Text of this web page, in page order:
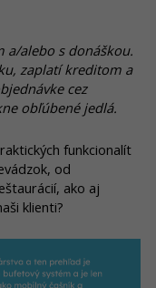
alebo s donáškou.
zaplatí kreditom a
cez
obľúbené jedlá.
funkcionalít
od
ako aj
klienti?